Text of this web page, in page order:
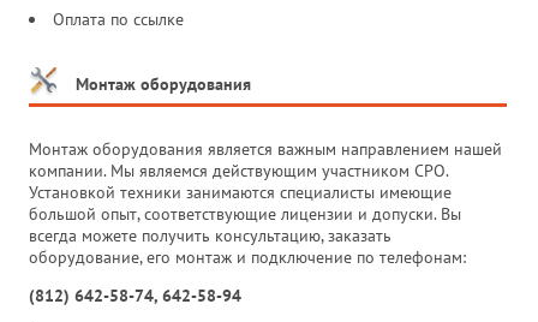
Оплата по ссылке
Монтаж оборудования
Монтаж оборудования является важным направлением нашей
компании. Мы являемся действующим участником СРО.
Установкой техники занимаются специалисты имеющие
большой опыт, соответствующие лицензии и допуски. Вы
всегда можете получить консультацию, заказать
оборудование, его монтаж и подключение по телефонам:
(812) 642-58-74, 642-58-94